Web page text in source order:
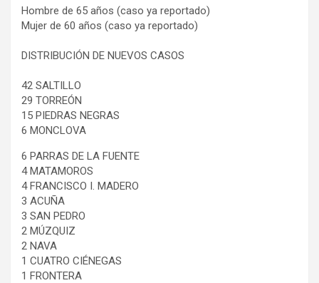
Hombre de 65 años (caso ya reportado)
Mujer de 60 años (caso ya reportado)
DISTRIBUCIÓN DE NUEVOS CASOS
42 SALTILLO
29 TORREÓN
15 PIEDRAS NEGRAS
6 MONCLOVA
6 PARRAS DE LA FUENTE
4 MATAMOROS
4 FRANCISCO I. MADERO
3 ACUÑA
3 SAN PEDRO
2 MÚZQUIZ
2 NAVA
1 CUATRO CIÉNEGAS
1 FRONTERA